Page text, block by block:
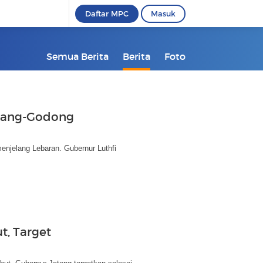
Daftar MPC Masuk
Semua Berita Berita Foto
Godong
Lebaran. Gubernur Luthfi
Target